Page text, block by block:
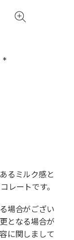
*
るミルク感と
レートです。
場合がござい
となる場合が
に関しまして